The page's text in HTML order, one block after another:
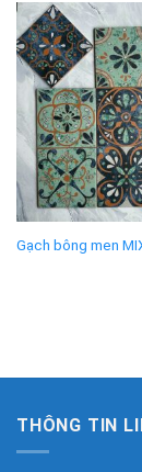
Gạch bông men
THÔNG TIN